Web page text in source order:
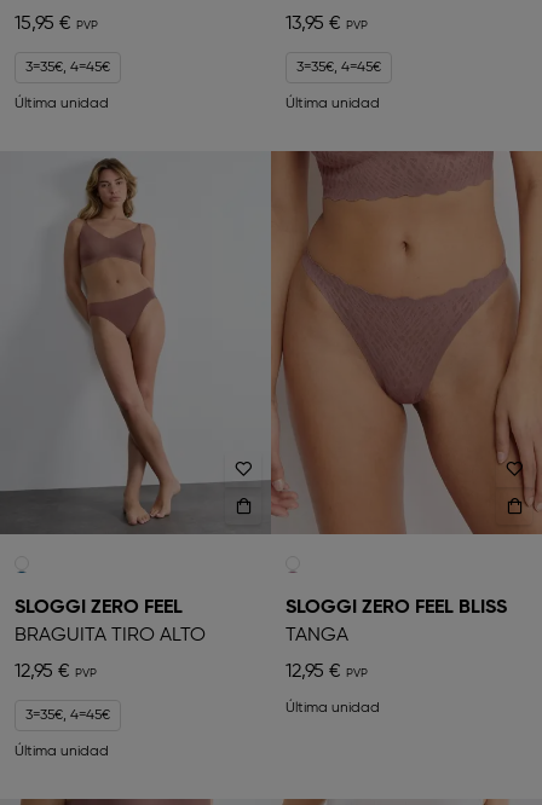
15,95 €
3=35€, 4=45€
Última unidad
13,95 €
3=35€, 4=45€
Última unidad
SLOGGI ZERO FEEL
BRAGUITA TIRO ALTO
12,95 €
3=35€, 4=45€
Última unidad
SLOGGI ZERO FEEL BLISS
TANGA
12,95 €
Última unidad